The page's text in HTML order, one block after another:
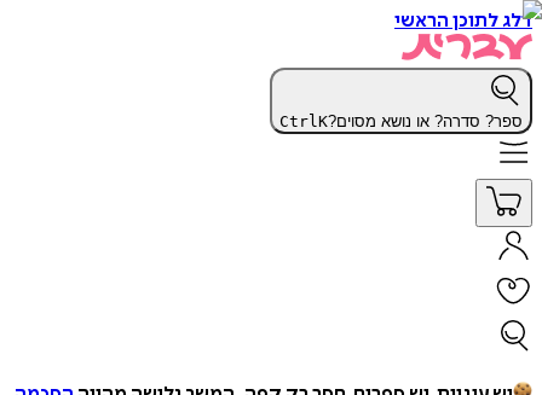
דלג לתוכן הראשי
ספר? סדרה? או נושא מסוים? CtrlK